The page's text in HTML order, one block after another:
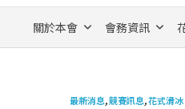
關於本會 會務資訊
最新消息,競賽訊息,花式滑冰